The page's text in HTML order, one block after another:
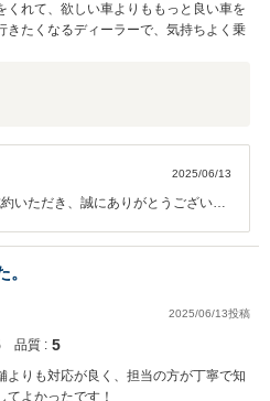
くれて、欲しい車よりももっと良い車を
きたくなるディーラーで、気持ちよく乗
2025/06/13
いただき、誠にありがとうございま
「行きたく
けたとのこと、スタッフ一同心より
とって心地よいカーライフのスター
き
ートさせていただきます。 またいつ
。ありがとうございました。
2025/06/13投稿
品質 : 5
りも対応が良く、担当の方が丁寧で知
よかったです！